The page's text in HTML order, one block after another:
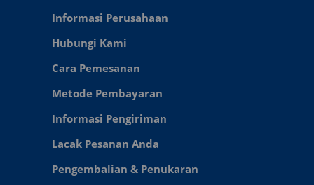
Informasi Perusahaan
Hubungi Kami
Cara Pemesanan
Metode Pembayaran
Informasi Pengiriman
Lacak Pesanan Anda
Pengembalian & Penukaran